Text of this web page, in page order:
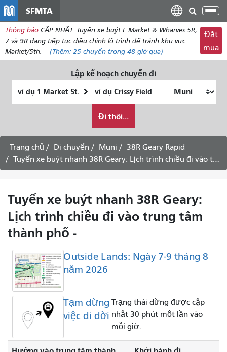
dung
SFMTA
đổi
Thông báo CẬP NHẬT: Tuyến xe buýt F Market & Wharves 5R,
7 và 9R đang tiếp tục điều chỉnh lộ trình để tránh khu vực
Market/5th.
(Thêm: 25 chuyến trong 48 giờ qua)
Đặt
mua
Lập kế hoạch chuyến đi
thúc
muốn
đi
du
lịch
như
nào
Đi thôi...
Trang chủ Di chuyển Muni
38R Geary Rapid
Tuyến xe buýt nhanh 38R Geary: Lịch trình chiều đi vào trung tâm thành phố -
Tuyến xe buýt nhanh 38R Geary:
Lịch trình chiều đi vào trung tâm
thành phố -
Outside Lands: Ngày 7-9 tháng 8
năm 2026
Tạm dừng
việc di dời
Trạng thái dừng được cập
nhật 30 phút một lần vào
mỗi giờ.